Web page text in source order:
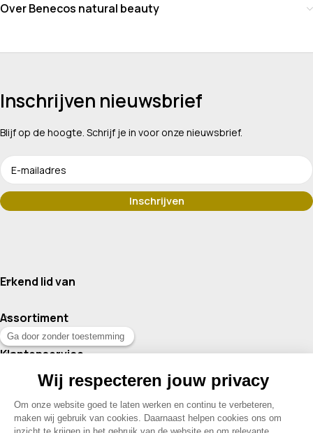
Over Benecos natural beauty
Inschrijven nieuwsbrief
Blijf op de hoogte. Schrijf je in voor onze nieuwsbrief.
Erkend lid van
Assortiment
Klantenservice
Contact
© 2026 Drogisterij Het Geheim | Alle rechten voorbehouden |